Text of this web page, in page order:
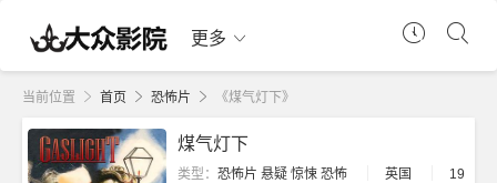
更多
当前位置 首页 恐怖片 《煤气灯下》
煤气灯下
类型： 恐怖片 悬疑 惊悚 恐怖 英国
19